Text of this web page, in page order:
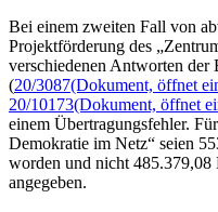
Bei einem zweiten Fall von
Projektförderung des
verschiedenen Antworten der
(20/3087(Dokument, öffnet
20/10173(Dokument, öffnet
einem Übertragungsfehler.
Demokratie im Netz“ seien
worden und nicht
angegeben.